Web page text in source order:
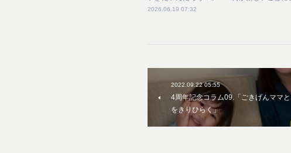
2026.06.19 07:32
2022.09.22 05:55
4周年記念コラム09.「ごきげんママ
をきりひらく」